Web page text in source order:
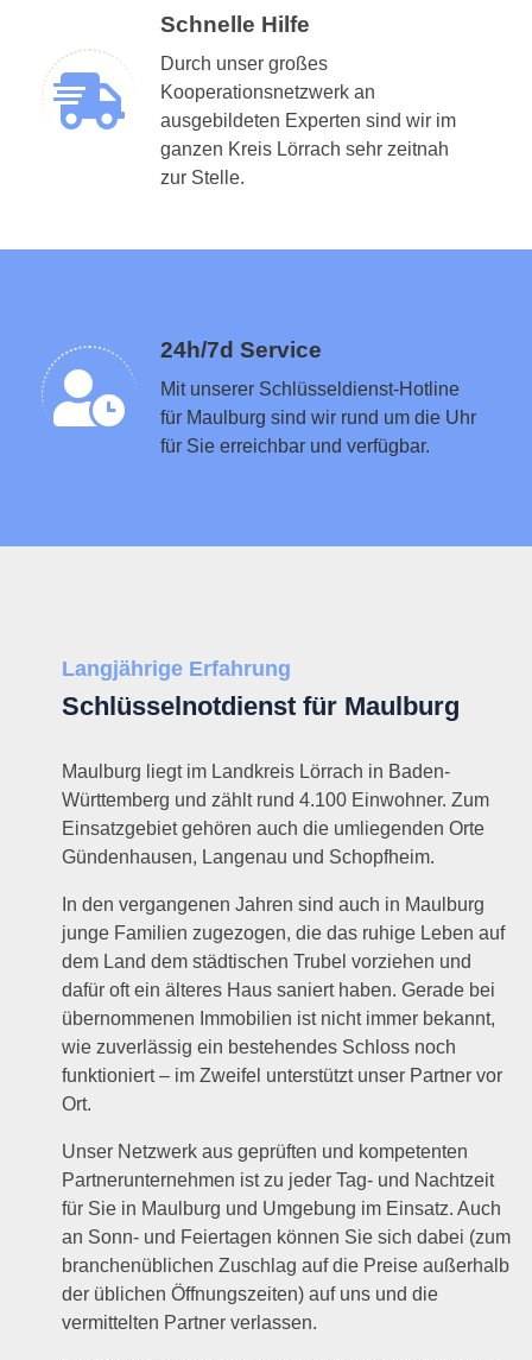
Schnelle Hilfe
Durch unser großes
Kooperationsnetzwerk an
ausgebildeten Experten sind wir im
ganzen Kreis Lörrach sehr zeitnah
zur Stelle.
24h/7d Service
Mit unserer Schlüsseldienst-Hotline
für Maulburg sind wir rund um die Uhr
für Sie erreichbar und verfügbar.
Schlüsseldienst in der Nähe vermitteln
Langjährige Erfahrung
Schlüsselnotdienst für Maulburg
Maulburg liegt im Landkreis Lörrach in Baden-
Württemberg und zählt rund 4.100 Einwohner. Zum
Einsatzgebiet gehören auch die umliegenden Orte
Gündenhausen, Langenau und Schopfheim.
In den vergangenen Jahren sind auch in Maulburg
junge Familien zugezogen, die das ruhige Leben auf
dem Land dem städtischen Trubel vorziehen und
dafür oft ein älteres Haus saniert haben. Gerade bei
übernommenen Immobilien ist nicht immer bekannt,
wie zuverlässig ein bestehendes Schloss noch
funktioniert – im Zweifel unterstützt unser Partner vor
Ort.
Unser Netzwerk aus geprüften und kompetenten
Partnerunternehmen ist zu jeder Tag- und Nachtzeit
für Sie in Maulburg und Umgebung im Einsatz. Auch
an Sonn- und Feiertagen können Sie sich dabei (zum
branchenüblichen Zuschlag auf die Preise außerhalb
der üblichen Öffnungszeiten) auf uns und die
vermittelten Partner verlassen.